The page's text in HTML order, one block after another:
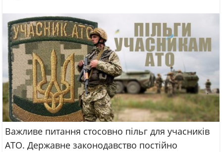
Важливе питання стосовно пільг для учасників
АТО. Державне законодавство постійно